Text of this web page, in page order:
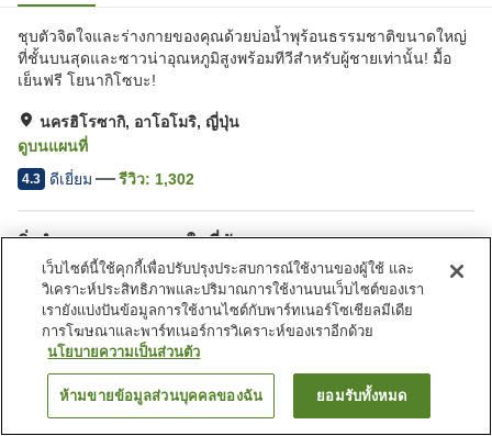
ชุบตัวจิตใจและร่างกายของคุณด้วยบ่อน้ำพุร้อนธรรมชาติขนาดใหญ่
ที่ชั้นบนสุดและซาวน่าอุณหภูมิสูงพร้อมทีวีสำหรับผู้ชายเท่านั้น! มื้อ
เย็นฟรี โยนากิโซบะ!
นครฮิโรซากิ, อาโอโมริ, ญี่ปุ่น
ดูบนแผนที่
4.3 ดีเยี่ยม รีวิว: 1,302
สิ่งอำนวยความสะดวกในที่พัก
ที่จอดรถ
ซาวน่า
สปา/บิวตี้ซาลอน
ร้านอาหาร
หน้าแรก ญี่ปุ่น อาโอโมริ
ค้นหาห้องพัก
เว็บไซต์นี้ใช้คุกกี้เพื่อปรับปรุงประสบการณ์ใช้งานของผู้ใช้ และ
วิเคราะห์ประสิทธิภาพและปริมาณการใช้งานบนเว็บไซต์ของเรา
เรายังแบ่งปันข้อมูลการใช้งานไซต์กับพาร์ทเนอร์โซเชียลมีเดีย
การโฆษณาและพาร์ทเนอร์การวิเคราะห์ของเราอีกด้วย
นโยบายความเป็นส่วนตัว
ห้ามขายข้อมูลส่วนบุคคลของฉัน ยอมรับทั้งหมด